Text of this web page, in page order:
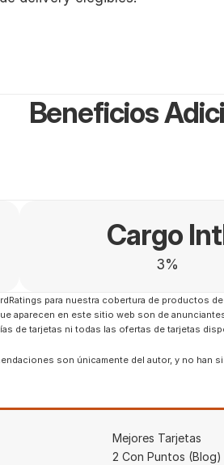
Beneficios
Cargo
3%
para nuestra cobertura de productos
aparecen en este sitio web son de
de tarjetas ni todas las ofertas de tarjetas
son únicamente del autor, y no han
Mejores Tarjetas
2 Con Puntos (Blog)